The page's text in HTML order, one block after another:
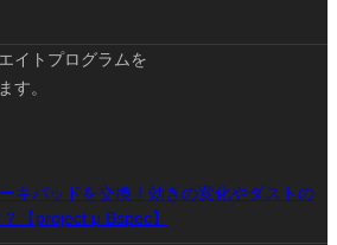
イトプログラムを
す。
キパッドを交換！効きの変化やダストの
【project μ Bspec】